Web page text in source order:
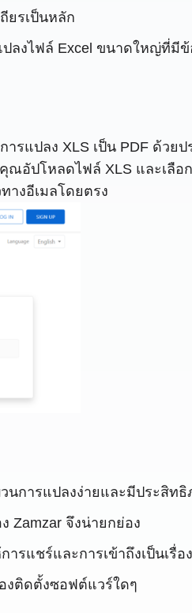
ยรเป็นหลัก
ปลงไฟล์ Excel ขนาดใหญ่ที่มี
รแปลง XLS เป็น PDF ด้วย
ณอัปโหลดไฟล์ XLS และเลือ
างอีเมลโดยตรง
นการแปลงง่ายและมีประสิทธิ
Zamzar จึงน่ายกย่อง
แชร์และการเข้าถึงเป็นเรื่อ
งติดตั้งซอฟต์แวร์ใดๆ